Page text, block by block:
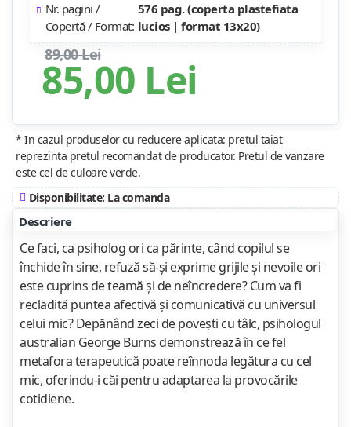
85,00 Lei
89,00 Lei
Nr. pagini /
Copertă / Format:
576 pag. (coperta plastefiata
lucios | format 13x20)
* In cazul produselor cu reducere aplicata: pretul taiat
reprezinta pretul recomandat de producator. Pretul de vanzare
este cel de culoare verde.
Disponibilitate: La comanda
Descriere
Ce faci, ca psiholog ori ca părinte, când copilul se
închide în sine, refuză să-şi exprime grijile şi nevoile ori
este cuprins de teamă şi de neîncredere? Cum va fi
reclădită puntea afectivă şi comunicativă cu universul
celui mic? Depănând zeci de poveşti cu tâlc, psihologul
australian George Burns demonstrează în ce fel
metafora terapeutică poate reînnoda legătura cu cel
mic, oferindu-i căi pentru adaptarea la provocările
cotidiene.